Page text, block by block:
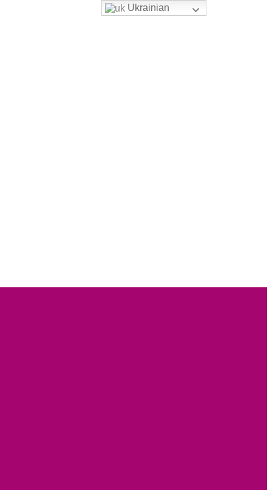
Ukrainian